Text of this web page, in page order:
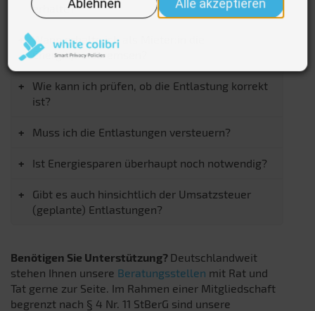
erhalte?
Wann erhalte ich als Mieter:in die
Energiepreisbremsen?
Wie kann ich prüfen, ob die Entlastung korrekt
ist?
Muss ich die Entlastungen versteuern?
Ist Energiesparen überhaupt noch notwendig?
Gibt es auch hinsichtlich der Umsatzsteuer
(geplante) Entlastungen?
Benötigen Sie Unterstützung? Deutschlandweit
stehen Ihnen unsere Beratungsstellen mit Rat und
Tat gerne zur Seite. Im Rahmen einer Mitgliedschaft
begrenzt nach § 4 Nr. 11 StBerG sind unsere